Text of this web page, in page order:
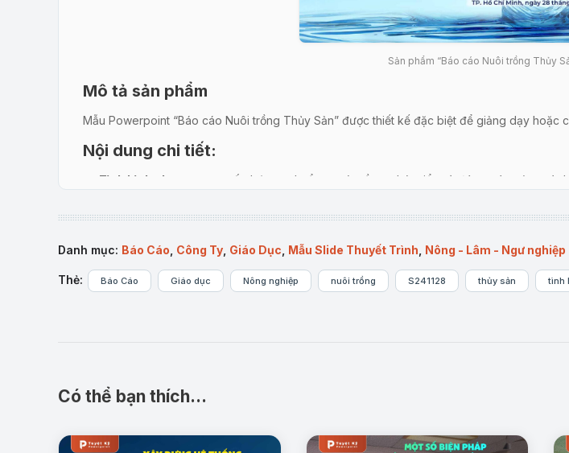
Sản phẩm “Báo cáo Nuôi trồng Thủy
Mô tả sản phẩm
Mẫu Powerpoint “Báo cáo Nuôi trồng Thủy Sản” được thiết kế đặc biệt để giảng dạy
Nội dung chi tiết:
Tình hình chung: cung cấp bức tranh tổng quát về sự phát triển và đóng góp của ngành.
Danh mục: Báo Cáo Công Ty Giáo Dục Mẫu Slide Thuyết Trình Nông - Lâm - Ngư nghiệp
Thẻ: Báo Cáo Giáo dục Nông nghiệp nuôi trồng S241128 thủy sản tình
Có thể bạn thích…